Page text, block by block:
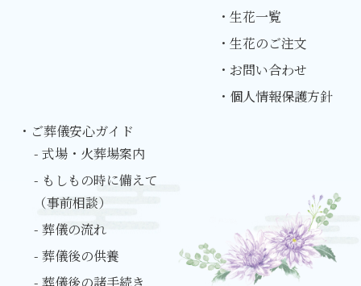
・生花一覧
・生花のご注文
・お問い合わせ
・個人情報保護方針
・ご葬儀安心ガイド
- 式場・火葬場案内
- もしもの時に備えて
（事前相談）
- 葬儀の流れ
- 葬儀後の供養
- 葬儀後の諸手続き